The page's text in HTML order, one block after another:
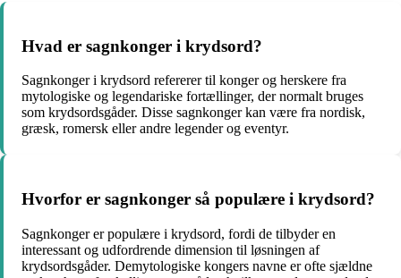
Hvad er sagnkonger i krydsord?
Sagnkonger i krydsord refererer til konger og herskere fra
mytologiske og legendariske fortællinger, der normalt bruges
som krydsordsgåder. Disse sagnkonger kan være fra nordisk,
græsk, romersk eller andre legender og eventyr.
Hvorfor er sagnkonger så populære i krydsord?
Sagnkonger er populære i krydsord, fordi de tilbyder en
interessant og udfordrende dimension til løsningen af
krydsordsgåder. Demytologiske kongers navne er ofte sjældne